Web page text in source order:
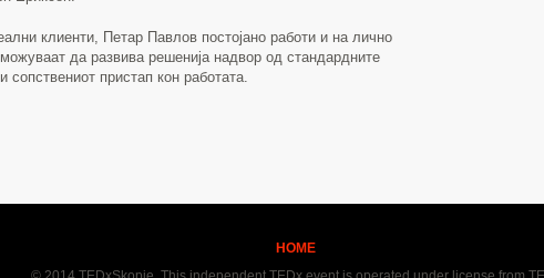
клиенти, Петар Павлов постојано работи и на лично
да развива решенија надвор од стандардните
сопствениот пристап кон работата.
HOME